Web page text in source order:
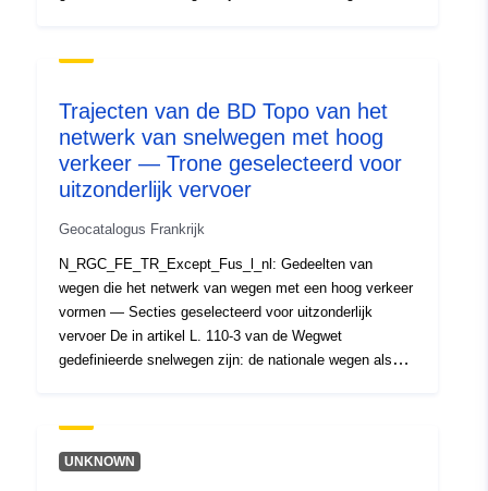
van 5 december 2005; de in de bijlage bij het geldende
verbinden ofwel twee delen van snelwegen met veel
verkeer, of een deel van de snelweg met hoog verkeer
en één snelweg. „Bretelle”: een route die twee wegen
verbindt die op verschillende niveaus doorkruisen.
Bronnen: ©IGN BD-TOPO® vintage onbekend
Trajecten van de BD Topo van het
netwerk van snelwegen met hoog
verkeer — Trone geselecteerd voor
uitzonderlijk vervoer
Geocatalogus Frankrijk
N_RGC_FE_TR_Except_Fus_l_nl: Gedeelten van
wegen die het netwerk van wegen met een hoog verkeer
vormen — Secties geselecteerd voor uitzonderlijk
vervoer De in artikel L. 110-3 van de Wegwet
gedefinieerde snelwegen zijn: de nationale wegen als
van 5 december 2005; de in de bijlage bij het geldende
decreet opgesomde wegen de schouderbanden
UNKNOWN